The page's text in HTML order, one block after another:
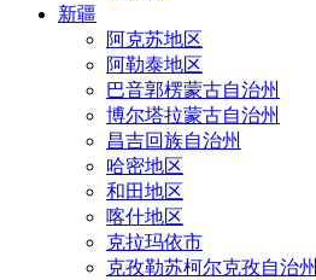
新疆
阿克苏地区
阿勒泰地区
巴音郭楞蒙古自治州
博尔塔拉蒙古自治州
昌吉回族自治州
哈密地区
和田地区
喀什地区
克拉玛依市
克孜勒苏柯尔克孜自治州